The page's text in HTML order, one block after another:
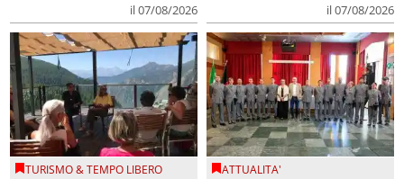
il 07/08/2026 il 07/08/2026
TURISMO & TEMPO LIBERO ATTUALITA'